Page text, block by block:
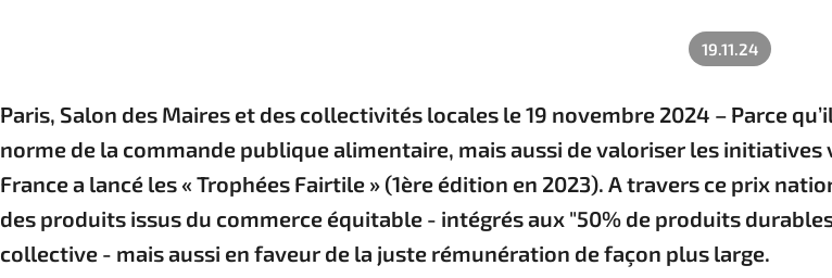
19.11.24
Paris, Salon des Maires et des collectivités locales le 19 novembre 2024 – Parce
norme de la commande publique alimentaire, mais aussi de valoriser les initiatives
France a lancé les « Trophées Fairtile » (1ère édition en 2023). A travers ce prix
des produits issus du commerce équitable - intégrés aux "50% de produits
collective - mais aussi en faveur de la juste rémunération de façon plus large.